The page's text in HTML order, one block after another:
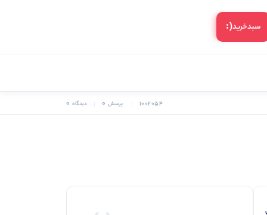
سبد‌خرید(:
1002054 پرسش 0 دیدگاه 0